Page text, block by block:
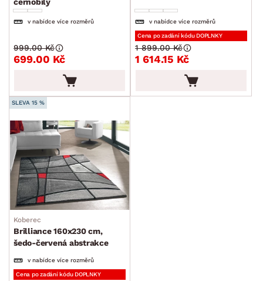
černobílý
v nabídce více rozměrů
699.00 Kč
999.00 Kč
v nabídce více rozměrů
Cena po zadání kódu DOPLNKY
1 614.15 Kč
1 899.00 Kč
SLEVA 15 %
Koberec
Brilliance 160x230 cm,
šedo-červená abstrakce
v nabídce více rozměrů
Cena po zadání kódu DOPLNKY